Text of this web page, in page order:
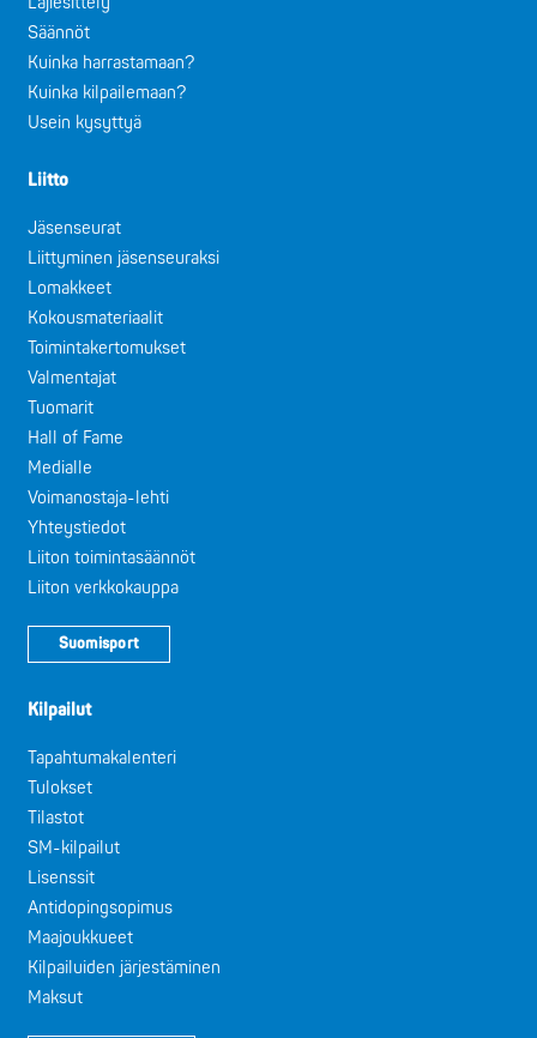
Säännöt
Kuinka harrastamaan?
Kuinka kilpailemaan?
Usein kysyttyä
Liitto
Jäsenseurat
Liittyminen jäsenseuraksi
Lomakkeet
Kokousmateriaalit
Toimintakertomukset
Valmentajat
Tuomarit
Hall of Fame
Medialle
Voimanostaja-lehti
Yhteystiedot
Liiton toimintasäännöt
Liiton verkkokauppa
Suomisport
Kilpailut
Tapahtumakalenteri
Tulokset
Tilastot
SM-kilpailut
Lisenssit
Antidopingsopimus
Maajoukkueet
Kilpailuiden järjestäminen
Maksut